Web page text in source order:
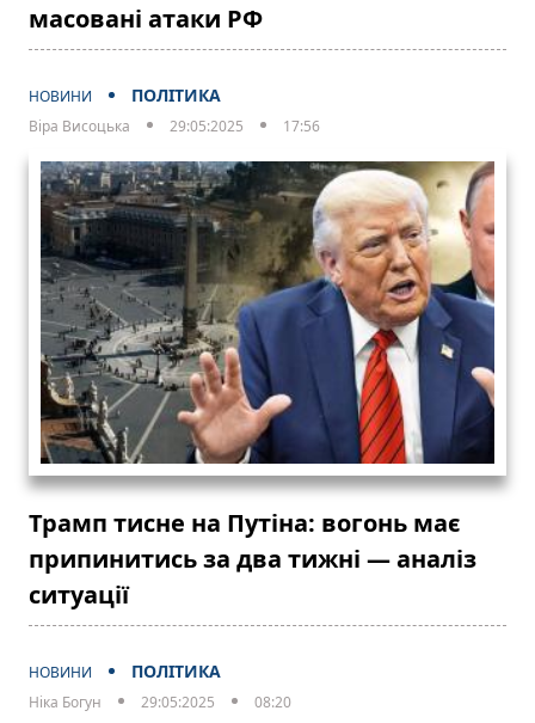
масовані атаки РФ
НОВИНИ ПОЛІТИКА
Віра Висоцька 29:05:2025 17:56
Трамп тисне на Путіна: вогонь має
припинитись за два тижні — аналіз
ситуації
НОВИНИ ПОЛІТИКА
Ніка Богун 29:05:2025 08:20